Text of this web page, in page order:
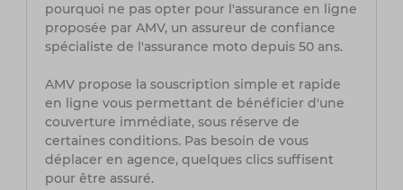
pourquoi ne pas opter pour l'assurance en ligne
proposée par AMV, un assureur de confiance
spécialiste de l'assurance moto depuis 50 ans.
AMV propose la souscription simple et rapide
en ligne vous permettant de bénéficier d'une
couverture immédiate, sous réserve de
certaines conditions. Pas besoin de vous
déplacer en agence, quelques clics suffisent
pour être assuré.